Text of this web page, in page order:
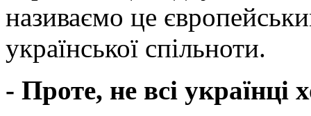
називаємо це
української спільноти.
- Проте, не всі українці